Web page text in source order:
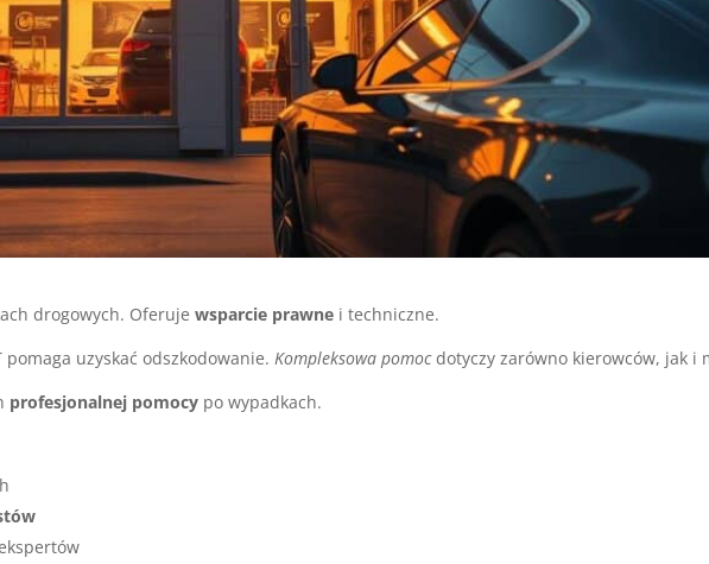
drogowych. Oferujewsparcie prawne i techniczne.
pomaga uzyskać odszkodowanie. Kompleksowa pomocdotyczy zarówno kierowców, jak i
profesjonalnej pomocy po wypadkach.